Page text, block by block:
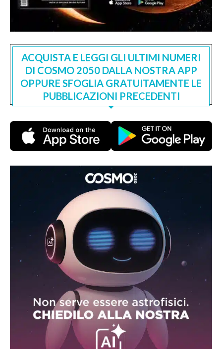
ACQUISTA E LEGGI GLI ULTIMI NUMERI
DI COSMO 2050 DALLA NOSTRA APP
OPPURE SFOGLIA GRATUITAMENTE LE
PUBBLICAZIONI PRECEDENTI